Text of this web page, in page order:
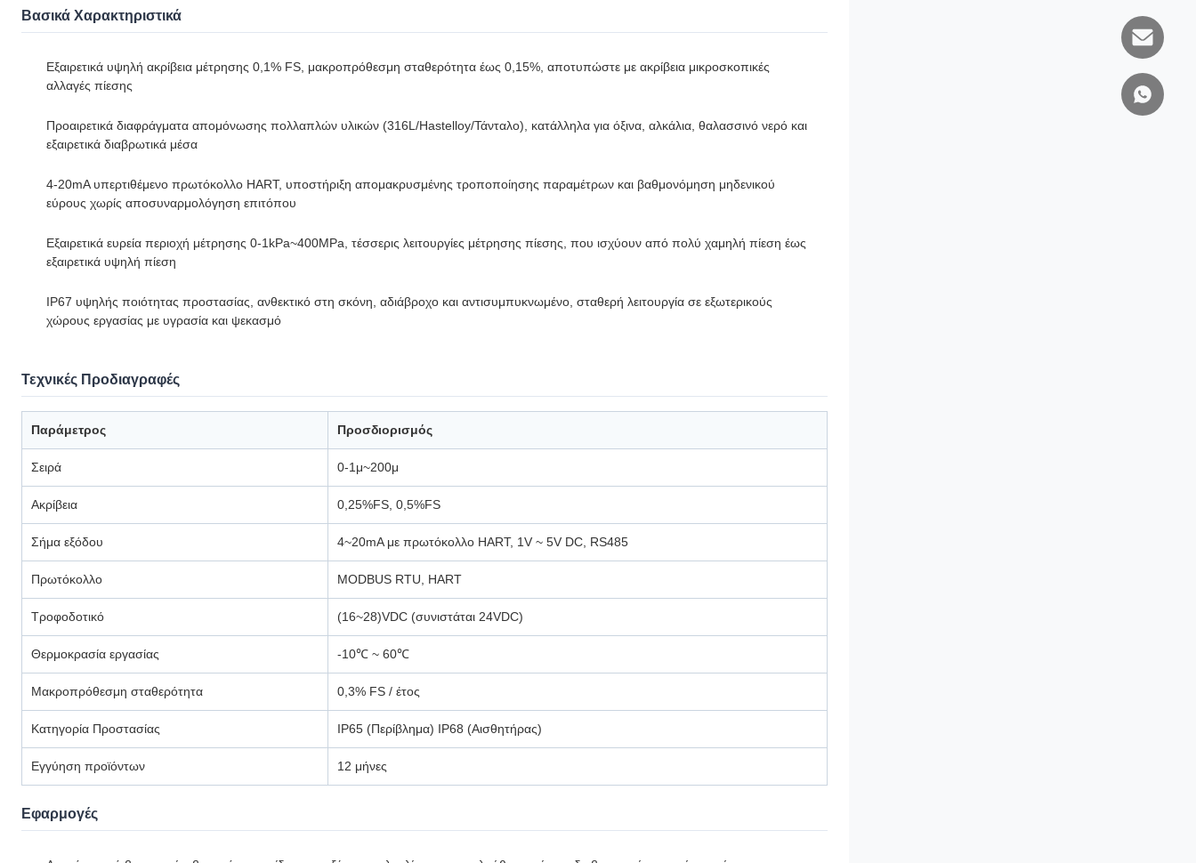
Βασικά Χαρακτηριστικά
Εξαιρετικά υψηλή ακρίβεια μέτρησης 0,1% FS, μακροπρόθεσμη σταθερότητα έως 0,15%, αποτυπώστε με ακρίβεια μικροσκοπικές
αλλαγές πίεσης
Προαιρετικά διαφράγματα απομόνωσης πολλαπλών υλικών (316L/Hastelloy/Τάνταλο), κατάλληλα για όξινα, αλκάλια, θαλασσινό νερό και
εξαιρετικά διαβρωτικά μέσα
4-20mA υπερτιθέμενο πρωτόκολλο HART, υποστήριξη απομακρυσμένης τροποποίησης παραμέτρων και βαθμονόμηση μηδενικού
εύρους χωρίς αποσυναρμολόγηση επιτόπου
Εξαιρετικά ευρεία περιοχή μέτρησης 0-1kPa~400MPa, τέσσερις λειτουργίες μέτρησης πίεσης, που ισχύουν από πολύ χαμηλή πίεση έως
εξαιρετικά υψηλή πίεση
IP67 υψηλής ποιότητας προστασίας, ανθεκτικό στη σκόνη, αδιάβροχο και αντισυμπυκνωμένο, σταθερή λειτουργία σε εξωτερικούς
χώρους εργασίας με υγρασία και ψεκασμό
Τεχνικές Προδιαγραφές
Παράμετρος Προσδιορισμός
Σειρά 0-1μ~200μ
Ακρίβεια 0,25%FS, 0,5%FS
Σήμα εξόδου 4~20mA με πρωτόκολλο HART, 1V ~ 5V DC, RS485
Πρωτόκολλο MODBUS RTU, HART
Τροφοδοτικό (16~28)VDC (συνιστάται 24VDC)
Θερμοκρασία εργασίας -10℃ ~ 60℃
Μακροπρόθεσμη σταθερότητα 0,3% FS / έτος
Κατηγορία Προστασίας IP65 (Περίβλημα) IP68 (Αισθητήρας)
Εγγύηση προϊόντων 12 μήνες
Εφαρμογές